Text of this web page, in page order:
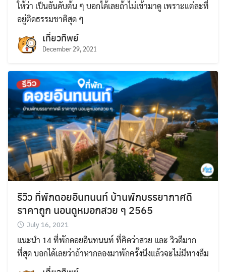
ให้ว่า เป็นอันดับต้น ๆ บอกได้เลยถ้าไม่เข้ามาดู เพราะแต่ละที่
อยู่ติดธรรมชาติสุด ๆ
เที่ยวทิพย์
December 29, 2021
รีวิว ที่พักดอยอินทนนท์ บ้านพักบรรยากาศดี
ราคาถูก นอนดูหมอกสวย ๆ 2565
July 16, 2021
แนะนำ 14 ที่พักดอยอินทนนท์ ที่คิดว่าสวย และ วิวดีมาก
ที่สุด บอกได้เลยว่าถ้าหากลองมาพักครั้งนึงแล้วจะไม่มีทางลืม